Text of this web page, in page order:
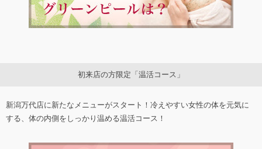
初来店の方限定「温活コース」
新潟万代店に新たなメニューがスタート！冷えやすい女性の体を元気に
する、体の内側をしっかり温める温活コース！